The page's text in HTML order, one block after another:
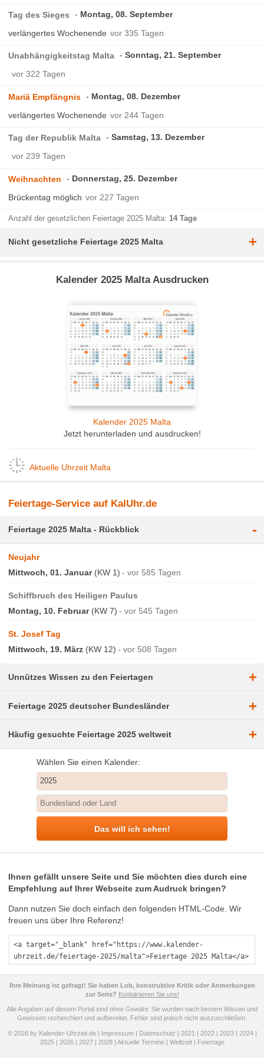
Tag des Sieges
Montag, 08. September
verlängertes Wochenende vor 335 Tagen
Unabhängigkeitstag Malta
Sonntag, 21. September
vor 322 Tagen
Mariä Empfängnis
Montag, 08. Dezember
verlängertes Wochenende vor 244 Tagen
Tag der Republik Malta
Samstag, 13. Dezember
vor 239 Tagen
Weihnachten
Donnerstag, 25. Dezember
Brückentag möglich vor 227 Tagen
Anzahl der gesetzlichen Feiertage 2025 Malta:14 Tage
Nicht gesetzliche Feiertage 2025 Malta +
Kalender 2025 Malta Ausdrucken
Kalender 2025 Malta
Jetzt herunterladen und ausdrucken!
Aktuelle Uhrzeit Malta
Feiertage-Service auf KalUhr.de
Feiertage 2025 Malta - Rückblick -
Neujahr
Mittwoch, 01. Januar(KW 1) vor 585 Tagen
Schiffbruch des Heiligen Paulus
Montag, 10. Februar(KW 7) vor 545 Tagen
St. Josef Tag
Mittwoch, 19. März (KW 12) vor 508 Tagen
Unnützes Wissen zu den Feiertagen +
Feiertage 2025 deutscher Bundesländer +
Häufig gesuchte Feiertage 2025 weltweit +
Wählen Sie einen Kalender:
Das will ich sehen!
Ihnen gefällt unsere Seite und Sie möchten dies durch eine
Empfehlung auf Ihrer Webseite zum Audruck bringen?
Dann nutzen Sie doch einfach den folgenden HTML-Code. Wir
freuen uns über Ihre Referenz!
<a target="_blank" href="https://www.kalender-
uhrzeit.de/feiertage-2025/malta">Feiertage 2025 Malta</a>
Ihre Meinung ist gefragt! Sie haben Lob, konstruktive Kritik oder Anmerkungen
zur Seite? Kontaktieren Sie uns!
Alle Angaben auf diesem Portal sind ohne Gewähr. Sie wurden nach bestem Wissen und
Gewissen recherchiert und aufbereitet. Fehler sind jedoch nicht auszuschließen.
© 2026 by Kalender-Uhrzeit.de | Impressum| Datenschutz | 2021 | 2022| 2023| 2024|
2025| 2026| 2027| 2028| Aktuelle Termine| Weltzeit| Feiertage